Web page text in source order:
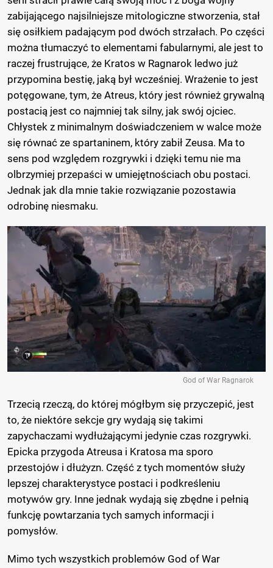
zabijającego najsilniejsze mitologiczne stworzenia, stał
się osiłkiem padającym pod dwóch strzałach. Po części
można tłumaczyć to elementami fabularnymi, ale jest to
raczej frustrujące, że Kratos w Ragnarok ledwo już
przypomina bestię, jaką był wcześniej. Wrażenie to jest
potęgowane, tym, że Atreus, który jest również grywalną
postacią jest co najmniej tak silny, jak swój ojciec.
Chłystek z minimalnym doświadczeniem w walce może
się równać ze spartaninem, który zabił Zeusa. Ma to
sens pod względem rozgrywki i dzięki temu nie ma
olbrzymiej przepaści w umiejętnościach obu postaci.
Jednak jak dla mnie takie rozwiązanie pozostawia
odrobinę niesmaku.
God of War Ragnarok
Trzecią rzeczą, do której mógłbym się przyczepić, jest
to, że niektóre sekcje gry wydają się takimi
zapychaczami wydłużającymi jedynie czas rozgrywki.
Epicka przygoda Atreusa i Kratosa ma sporo
przestojów i dłużyzn. Część z tych momentów służy
lepszej charakterystyce postaci i podkreśleniu
motywów gry. Inne jednak wydają się zbędne i pełnią
funkcję powtarzania tych samych informacji i
pomysłów.
Mimo tych wszystkich problemów God of War